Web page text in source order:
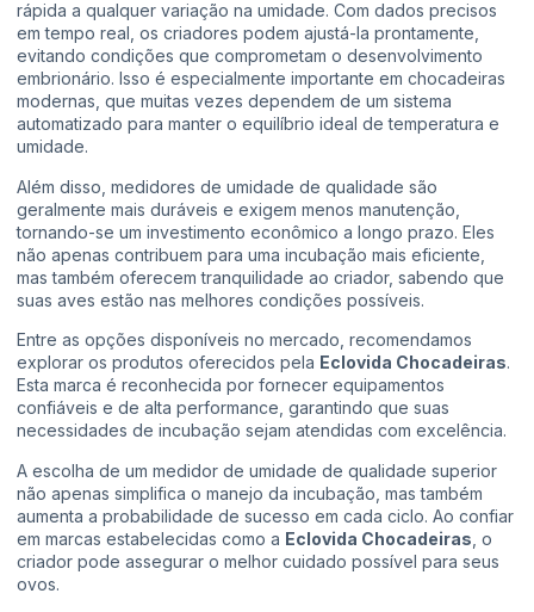
rápida a qualquer variação na umidade. Com dados precisos
em tempo real, os criadores podem ajustá-la prontamente,
evitando condições que comprometam o desenvolvimento
embrionário. Isso é especialmente importante em chocadeiras
modernas, que muitas vezes dependem de um sistema
automatizado para manter o equilíbrio ideal de temperatura e
umidade.
Além disso, medidores de umidade de qualidade são
geralmente mais duráveis e exigem menos manutenção,
tornando-se um investimento econômico a longo prazo. Eles
não apenas contribuem para uma incubação mais eficiente,
mas também oferecem tranquilidade ao criador, sabendo que
suas aves estão nas melhores condições possíveis.
Entre as opções disponíveis no mercado, recomendamos
explorar os produtos oferecidos pela Eclovida Chocadeiras.
Esta marca é reconhecida por fornecer equipamentos
confiáveis e de alta performance, garantindo que suas
necessidades de incubação sejam atendidas com excelência.
A escolha de um medidor de umidade de qualidade superior
não apenas simplifica o manejo da incubação, mas também
aumenta a probabilidade de sucesso em cada ciclo. Ao confiar
em marcas estabelecidas como a Eclovida Chocadeiras , o
criador pode assegurar o melhor cuidado possível para seus
ovos.